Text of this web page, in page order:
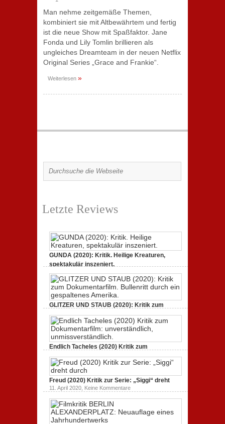
Man nehme zeitgemäße Themen,
kombiniert sie mit Altbewährtem und fertig
ist die neue Show mit Spaßfaktor. Jane
Fonda und Lily Tomlin brillieren als
ungleiches Dreamteam in der neuen Netflix
Original Series „Grace and Frankie“.
Weiterlesen »
Letzte Reviews
GUNDA (2020): Kritik. Heilige Kreaturen,
spektakulär inszeniert.
GUNDA
(2020):
Kritik.
Kreaturen,
spektakulär
GLITZER UND STAUB (2020): Kritik zum
Dokumentarfilm.
3. Oktober 2020,Keine Kommentare zu
GLITZER
UND
(2020):
Kritik
zum
Dokumentarfilm.
durch
ein
Amerika.
Endlich Tacheles (2020) Kritik zum
Dokumentarfilm: unverständlich,
19. Mai 2020,Keine Kommentarezu
Tacheles
(2020)
Kritik
zum
Dokumentarfilm:
unmissverständlich.
Freud (2020) Kritik zur Serie: „Siggi“ dreht
11. April 2020, Keine Kommentarezu
Freud
(2020)
zur